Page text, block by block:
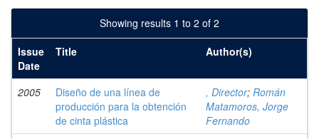
Showing results 1 to 2 of 2
Issue
Date
Title Author(s)
2005
Diseño de una línea de
producción para la obtención
de cinta plástica
, Director; Román
Matamoros, Jorge
Fernando